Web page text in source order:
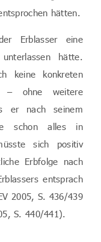
hätten.
Erblasser eine
hätte.
keine konkreten
– ohne weitere
er nach seinem
schon alles in
sich positiv
Erbfolge nach
entsprach
2005, S. 436/439
S. 440/441).